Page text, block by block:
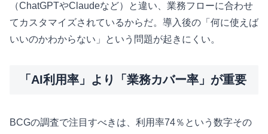
（ChatGPTやClaudeなど）と違い、業務フローに合わせ
てカスタマイズされているからだ。導入後の「何に使えば
いいのかわからない」という問題が起きにくい。
「AI利用率」より「業務カバー率」が重要
BCGの調査で注目すべきは、利用率74％という数字その